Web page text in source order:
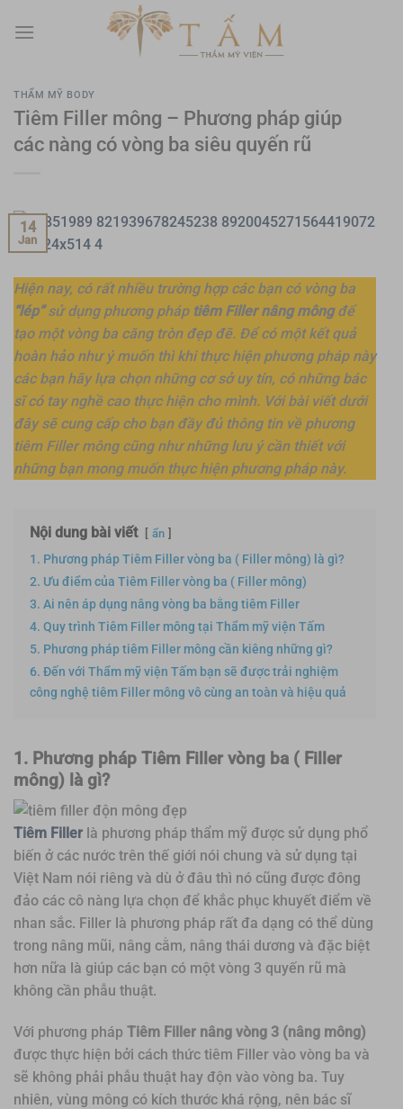
THẨM MỸ BODY
Tiêm Filler mông – Phương pháp giúp
các nàng có vòng ba siêu quyến rũ
14
Jan
Hiện nay, có rất nhiều trường hợp các bạn có vòng ba
“lép”sử dụng phương pháp tiêm Filler nâng môngđể
tạo một vòng ba căng tròn đẹp đẽ. Để có một kết quả
hoàn hảo như ý muốn thì khi thực hiện phương pháp này
các bạn hãy lựa chọn những cơ sở uy tín, có những bác
sĩ có tay nghề cao thực hiện cho mình. Với bài viết dưới
đây sẽ cung cấp cho bạn đầy đủ thông tin về phương
tiêm Filler mông cũng như những lưu ý cần thiết với
những bạn mong muốn thực hiện phương pháp này.
Nội dung bài viết ẩn
1. Phương pháp Tiêm Filler vòng ba ( Filler mông) là gì?
2. Ưu điểm của Tiêm Filler vòng ba ( Filler mông)
3. Ai nên áp dụng nâng vòng ba bằng tiêm Filler
4. Quy trình Tiêm Filler mông tại Thẩm mỹ viện Tấm
5. Phương pháp tiêm Filler mông cần kiêng những gì?
6. Đến với Thẩm mỹ viện Tấm bạn sẽ được trải nghiệm
công nghệ tiêm Filler mông vô cùng an toàn và hiệu quả
1. Phương pháp Tiêm Filler vòng ba ( Filler
mông) là gì?
Tiêm Filler là phương pháp thẩm mỹ được sử dụng phổ
biến ở các nước trên thế giới nói chung và sử dụng tại
Việt Nam nói riêng và dù ở đâu thì nó cũng được đông
đảo các cô nàng lựa chọn để khắc phục khuyết điểm về
nhan sắc. Filler là phương pháp rất đa dạng có thể dùng
trong nâng mũi, nâng cằm, nâng thái dương và đặc biệt
hơn nữa là giúp các bạn có một vòng 3 quyến rũ mà
không cần phẫu thuật.
Với phương pháp Tiêm Filler nâng vòng 3 (nâng mông)
được thực hiện bởi cách thức tiêm Filler vào vòng ba và
sẽ không phải phẫu thuật hay độn vào vòng ba. Tuy
nhiên, vùng mông có kích thước khá rộng, nên bác sĩ